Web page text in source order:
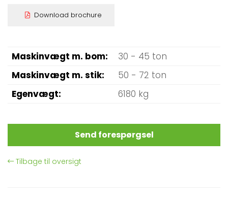
Download brochure
Maskinvægt m. bom
30 - 45 ton
Maskinvægt m. stik
50 - 72 ton
Egenvægt
6180 kg
Send forespørgsel
Tilbage til oversigt